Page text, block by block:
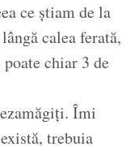
ce știam de la
calea ferată,
chiar 3 de
Îmi
trebuia